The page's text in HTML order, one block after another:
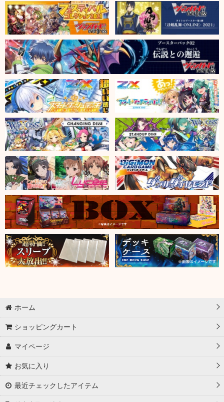
ホーム
ショッピングカート
マイページ
お気に入り
最近チェックしたアイテム